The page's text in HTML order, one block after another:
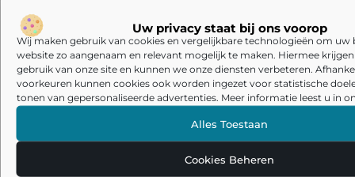
Uw privacy staat bij ons voorop
Wij maken gebruik van cookies en vergelijkbare technologieën om uw
website zo aangenaam en relevant mogelijk te maken. Hiermee
gebruik van onze site en kunnen we onze diensten verbeteren.
voorkeuren kunnen cookies ook worden ingezet voor statistische
tonen van gepersonaliseerde advertenties. Meer informatie leest u in
Alles Toestaan
Cookies Beheren
Wonen
Stuur ons een
bericht
Registreer hier